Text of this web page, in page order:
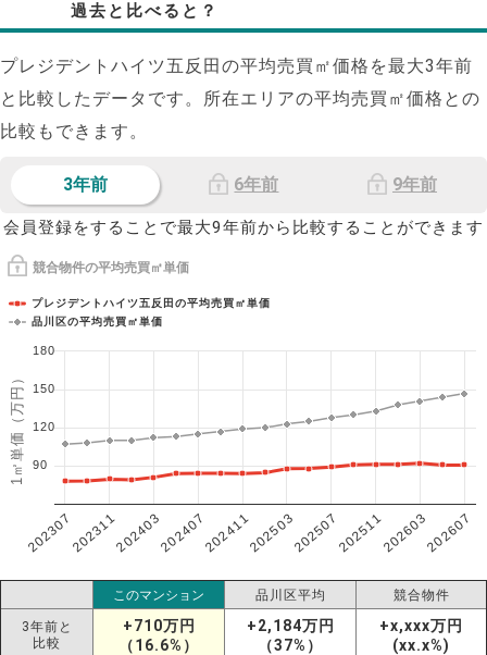
過去と比べると？
プレジデントハイツ五反田の平均売買㎡価格を最大3年前
と比較したデータです。所在エリアの平均売買㎡価格との
比較もできます。
3年前 6年前 9年前
会員登録をすることで最大9年前から比較することができます
競合物件の平均売買㎡単価
1㎡単価（万円）
プレジデントハイツ五反田の平均売買㎡単価
品川区の平均売買㎡単価
202307202311202403202407202411202503202507202511202603202607
90
120
150
180
このマンション 品川区平均 競合物件
3年前と
比較
+710万円
（16.6%）
+2,184万円
（37%）
+x,xxx万円
(xx.x%)